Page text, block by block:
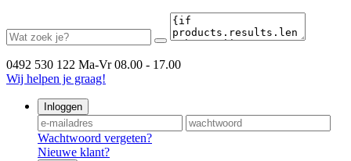
0492 530 122 Ma-Vr 08.00 - 17.00
Wij helpen je graag!
Inloggen
Wachtwoord vergeten?
Nieuwe klant?